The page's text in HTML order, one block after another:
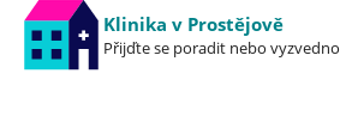
optimální střevní mikroflóru
Rakytník řešetlákový –
Klinika v Prostějově
Přijďte se poradit nebo